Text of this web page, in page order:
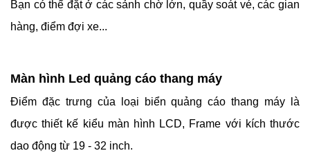
Bạn có thể đặt ở các sảnh chờ lớn, quầy soát vé, các gian
hàng, điểm đợi xe...
Màn hình Led quảng cáo thang máy
Điểm đặc trưng của loại biển quảng cáo thang máy là
được thiết kế kiểu màn hình LCD, Frame với kích thước
dao động từ 19 - 32 inch.